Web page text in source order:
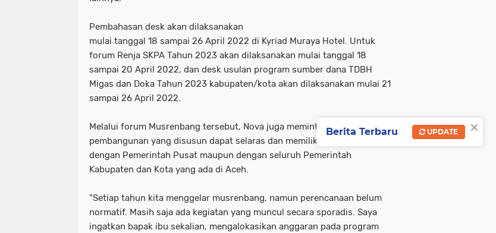
Pembahasan desk akan dilaksanakan
mulai tanggal 18 sampai 26 April 2022 di Kyriad Muraya Hotel. Untuk
forum Renja SKPA Tahun 2023 akan dilaksanakan mulai tanggal 18
sampai 20 April 2022, dan desk usulan program sumber dana TDBH
Migas dan Doka Tahun 2023 kabupaten/kota akan dilaksanakan mulai 21
sampai 26 April 2022.
Melalui forum Musrenbang tersebut, Nova juga meminta agar program
pembangunan yang disusun dapat selaras dan memiliki sinergitas, baik
dengan Pemerintah Pusat maupun dengan seluruh Pemerintah
Kabupaten dan Kota yang ada di Aceh.
“Setiap tahun kita menggelar musrenbang, namun perencanaan belum
normatif. Masih saja ada kegiatan yang muncul secara sporadis. Saya
ingatkan bapak ibu sekalian, mengalokasikan anggaran pada program
×
Berita Terbaru UPDATE